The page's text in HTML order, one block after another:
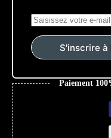
S'inscrire